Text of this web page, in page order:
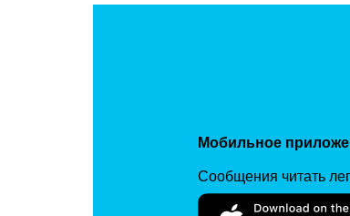
Мобильное
Сообщения читать